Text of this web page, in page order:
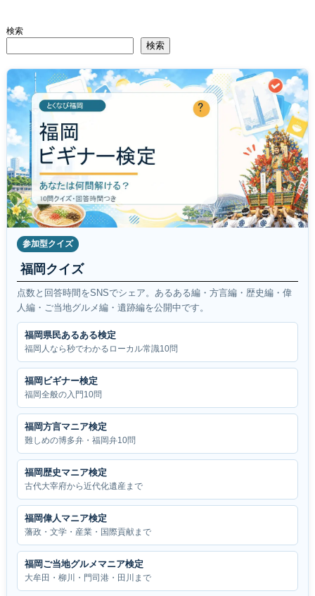
検索
検索
参加型クイズ
福岡クイズ
点数と回答時間をSNSでシェア。あるある編・方言編・歴史編・偉
人編・ご当地グルメ編・遺跡編を公開中です。
福岡県民あるある検定
福岡人なら秒でわかるローカル常識10問
福岡ビギナー検定
福岡全般の入門10問
福岡方言マニア検定
難しめの博多弁・福岡弁10問
福岡歴史マニア検定
古代大宰府から近代化遺産まで
福岡偉人マニア検定
藩政・文学・産業・国際貢献まで
福岡ご当地グルメマニア検定
大牟田・柳川・門司港・田川まで